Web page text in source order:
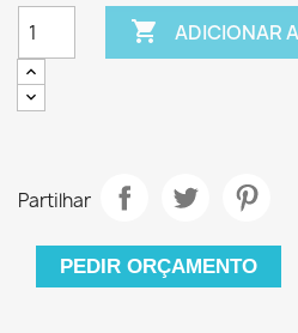
 ADICIONAR
Partilhar
PEDIR ORÇAMENTO